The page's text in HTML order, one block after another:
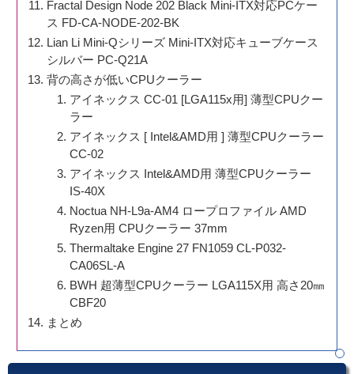
Fractal Design Node 202 Black Mini-ITX対応PCケー
ス FD-CA-NODE-202-BK
Lian Li Mini-Qシリーズ Mini-ITX対応キューブケース
シルバー PC-Q21A
背の高さが低いCPUクーラー
アイネックス CC-01 [LGA115x用] 薄型CPUクー
ラー
アイネックス [ Intel&AMD用 ] 薄型CPUクーラー
CC-02
アイネックス Intel&AMD用 薄型CPUクーラー
IS-40X
Noctua NH-L9a-AM4 ロープロファイル AMD
Ryzen用 CPUクーラー 37mm
Thermaltake Engine 27 FN1059 CL-P032-
CA06SL-A
BWH 超薄型CPUクーラー LGA115X用 高さ20㎜
CBF20
まとめ